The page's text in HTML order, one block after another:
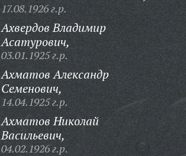
17.08.1926 г.р.
Ахвердов Владимир
Асатурович,
03.01.1925 г.р.
Ахматов Александр
Семенович,
14.04.1925 г.р.
Ахматов Николай
Васильевич,
04.02.1926 г.р.